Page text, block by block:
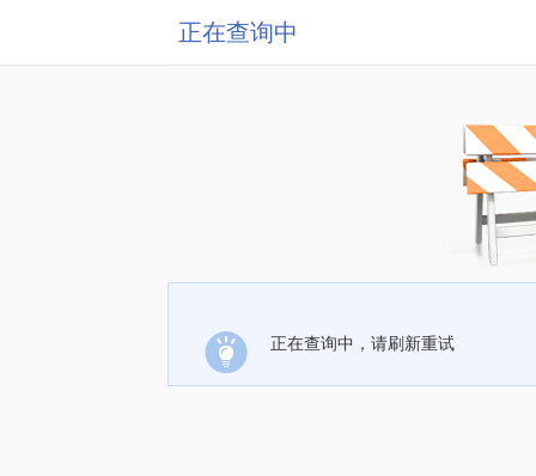
正在查询中
正在查询中，请刷新重试